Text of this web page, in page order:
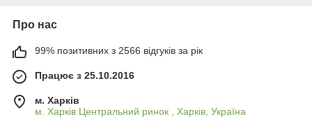
Про нас
99% позитивних з 2566 відгуків за рік
Працює з 25.10.2016
м. Харків
м. Харків Центральний ринок , Харків, Україна